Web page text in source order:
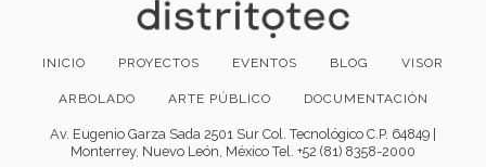
INICIO PROYECTOS EVENTOS BLOG VISOR
ARBOLADO ARTE PÚBLICO DOCUMENTACIÓN
Av. Eugenio Garza Sada 2501 Sur Col. Tecnológico C.P. 64849 |
Monterrey, Nuevo León, México Tel. +52 (81) 8358-2000